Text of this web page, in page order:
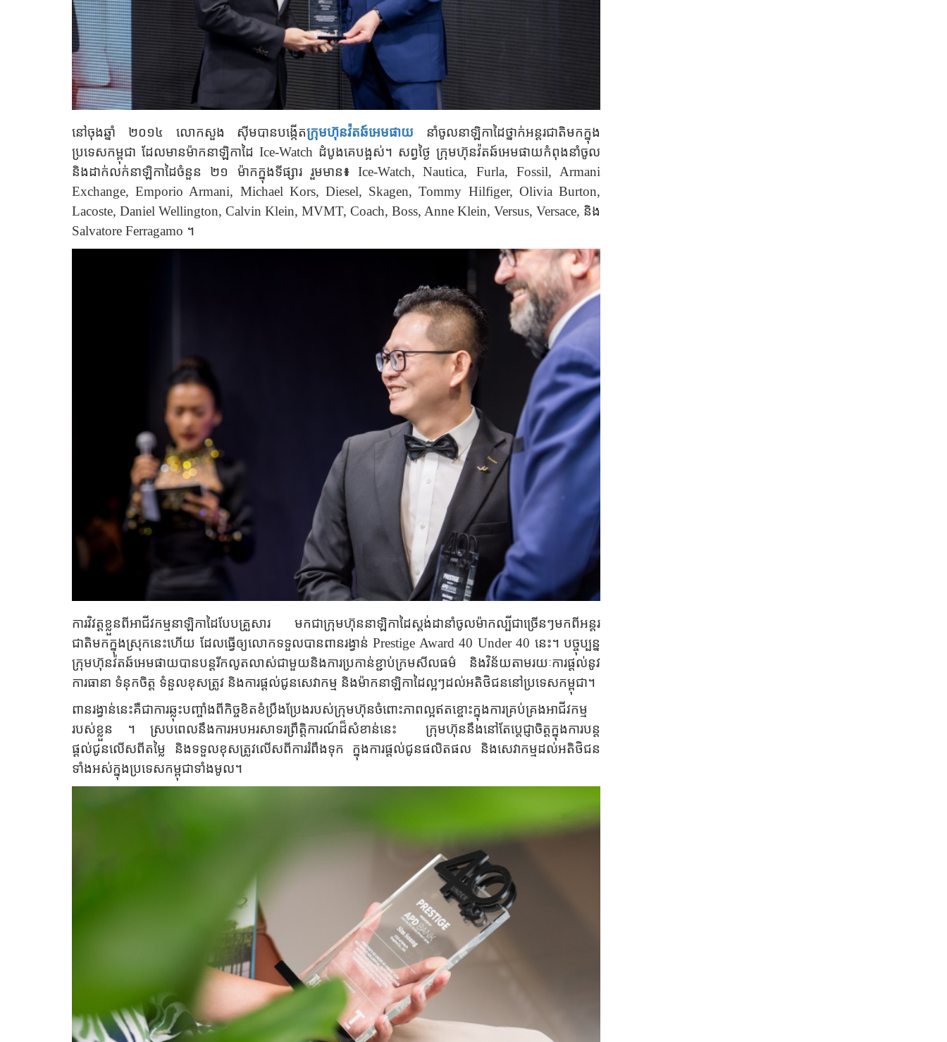
នៅចុងឆ្នាំ ២០១៤ លោកសួង ស៊ីមបានបង្កើតក្រុមហ៊ុនវ៉តឆ៍អេមផាយ
នាំចូលនាឡិកាដៃថ្នាក់អន្តរជាតិមកក្នុង
ប្រទេសកម្ពុជា ដែលមានម៉ាកនាឡិកាដៃ Ice-Watch ដំបូងគេបង្អស់។ សព្វថ្ងៃ ក្រុមហ៊ុនវ៉តឆ៍អេមផាយកំពុងនាំចូល
និងដាក់លក់នាឡិកាដៃចំនួន ២១ ម៉ាកក្នុងទីផ្សារ រួមមាន៖ Ice-Watch, Nautica, Furla, Fossil, Armani
Exchange, Emporio Armani, Michael Kors, Diesel, Skagen, Tommy Hilfiger, Olivia Burton,
Lacoste, Daniel Wellington, Calvin Klein, MVMT, Coach, Boss, Anne Klein, Versus, Versace, និង
Salvatore Ferragamo ។
ការវិវត្តខ្លួនពីអាជីវកម្មនាឡិកាដៃបែបគ្រួសារ មកជាក្រុមហ៊ុននាឡិកាដៃស្តង់ដានាំចូលម៉ាកល្បីជាច្រើនៗមកពីអន្តរ
ជាតិមកក្នុងស្រុកនេះហើយ ដែលធ្វើឲ្យលោកទទួលបានពានរង្វាន់ Prestige Award 40 Under 40 នេះ។ បច្ចុប្បន្ន
ក្រុមហ៊ុនវ៉តឆ៍អេមផាយបានបន្តរីកលូតលាស់ជាមួយនិងការប្រកាន់ខ្ជាប់ក្រមសីលធម៌ និងវិន័យតាមរយៈការផ្តល់នូវ
ការធានា ទំនុកចិត្ត ទំនួលខុសត្រូវ និងការផ្តល់ជូនសេវាកម្ម និងម៉ាកនាឡិកាដៃល្អៗដល់អតិថិជននៅប្រទេសកម្ពុជា។
ពានរង្វាន់នេះគឺជាការឆ្លុះបញ្ចាំងពីកិច្ចខិតខំប្រឹងប្រែងរបស់ក្រុមហ៊ុនចំពោះភាពល្អឥតខ្ចោះក្នុងការគ្រប់គ្រងអាជីវកម្ម
របស់ខ្លួន ។ ស្របពេលនឹងការអបអរសាទរព្រឹត្តិការណ៍ដ៏សំខាន់នេះ ក្រុមហ៊ុននឹងនៅតែប្តេជ្ញាចិត្តក្នុងការបន្ត
ផ្តល់ជូនលើសពីតម្លៃ និងទទួលខុសត្រូវលើសពីការរំពឹងទុក ក្នុងការផ្តល់ជូនផលិតផល និងសេវាកម្មដល់អតិថិជន
ទាំងអស់ក្នុងប្រទេសកម្ពុជាទាំងមូល។